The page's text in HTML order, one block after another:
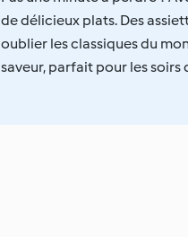
de délicieux plats. Des
oublier les classiques du
saveur, parfait pour les soirs